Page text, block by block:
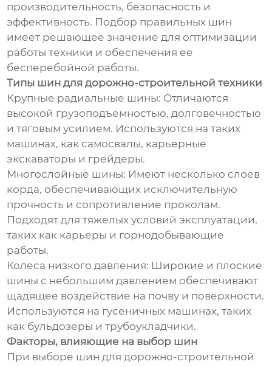
производительность, безопасность и
эффективность. Подбор правильных шин
имеет решающее значение для оптимизации
работы техники и обеспечения ее
бесперебойной работы.
Типы шин для дорожно-строительной техники
Крупные радиальные шины: Отличаются
высокой грузоподъемностью, долговечностью
и тяговым усилием. Используются на таких
машинах, как самосвалы, карьерные
экскаваторы и грейдеры.
Многослойные шины: Имеют несколько слоев
корда, обеспечивающих исключительную
прочность и сопротивление проколам.
Подходят для тяжелых условий эксплуатации,
таких как карьеры и горнодобывающие
работы.
Колеса низкого давления: Широкие и плоские
шины с небольшим давлением обеспечивают
щадящее воздействие на почву и поверхности.
Используются на гусеничных машинах, таких
как бульдозеры и трубоукладчики.
Факторы, влияющие на выбор шин
При выборе шин для дорожно-строительной